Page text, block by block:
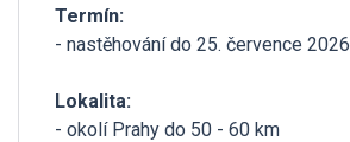
Termín:
- nastěhování do 25. července 2026
Lokalita:
- okolí Prahy do 50 - 60 km